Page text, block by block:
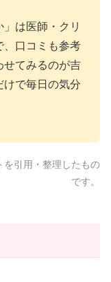
」は医師・クリ
、口コミも参考
せてみるのが吉
けで毎日の気分
引用・整理したもの
です。